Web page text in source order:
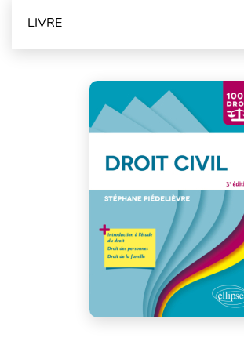
LIVRE